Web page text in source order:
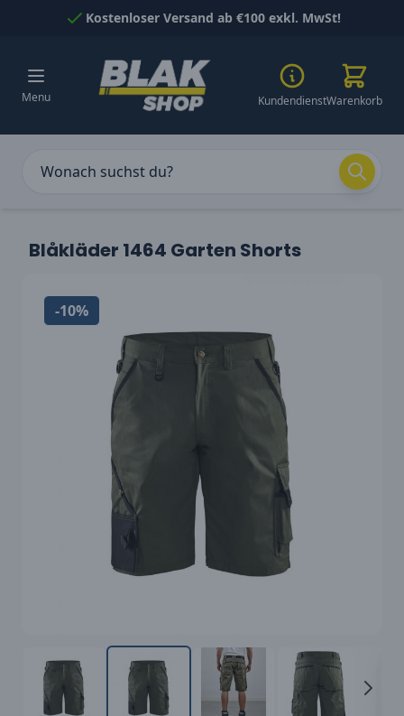
Skip to ContentKostenloser Versand ab €100 exkl. MwSt!
Menu KundendienstWarenkorb
Blåkläder 1464 Garten Shorts
-10%